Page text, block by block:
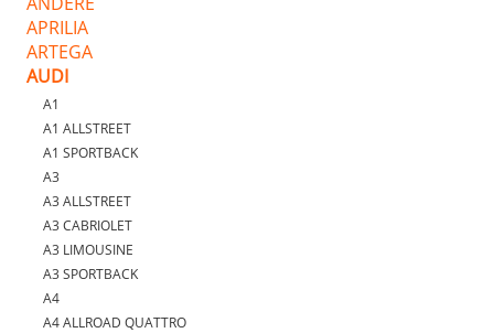
APRILIA
ARTEGA
AUDI
A1
A1 ALLSTREET
A1 SPORTBACK
A3
A3 ALLSTREET
A3 CABRIOLET
A3 LIMOUSINE
A3 SPORTBACK
A4
A4 ALLROAD QUATTRO